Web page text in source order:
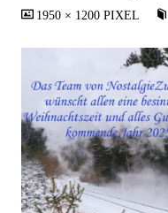
VOLLSTÄNDIGE
1950 × 1200PIXEL